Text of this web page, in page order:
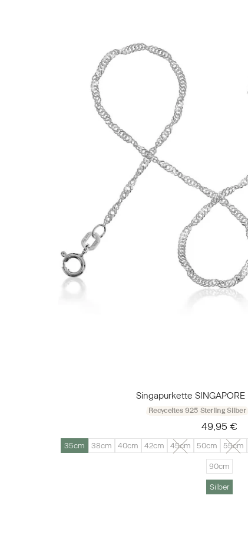
Singapurkette
Recyceltes 925 Sterling Silber
49,95 €
35cm 38cm 40cm 42cm 45cm 50cm 55cm
90cm
Silber